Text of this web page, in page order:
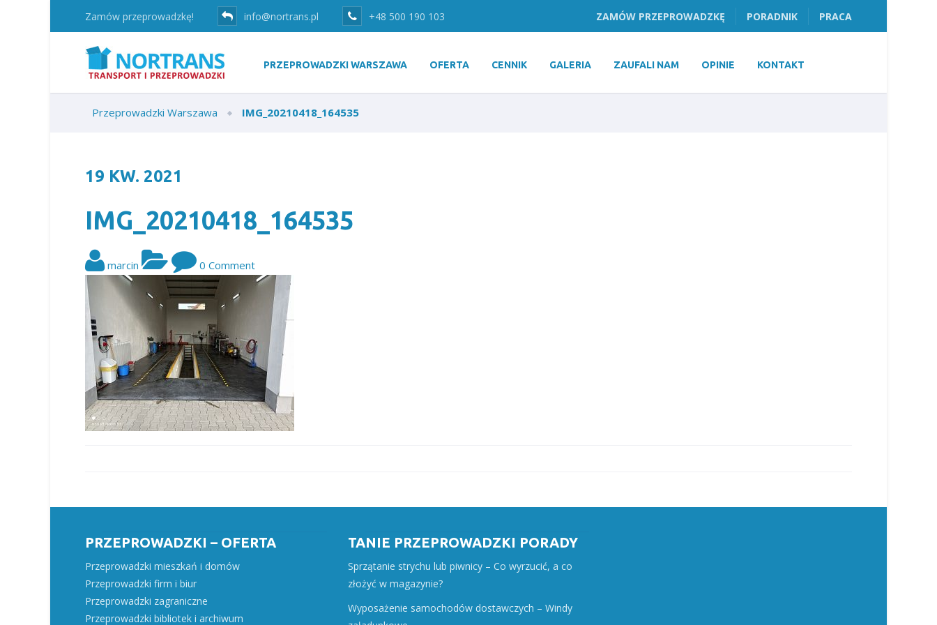
Zamów przeprowadzkę! info@nortrans.pl +48 500 190 103 ZAMÓW PRZEPROWADZKĘ PORADNIK PRACA
PRZEPROWADZKI WARSZAWA OFERTA CENNIK GALERIA ZAUFALI NAM OPINIE KONTAKT
Przeprowadzki Warszawa IMG_20210418_164535
19 KW. 2021
IMG_20210418_164535
marcin 0 Comment
PRZEPROWADZKI – OFERTA
Przeprowadzki mieszkań i domów
Przeprowadzki firm i biur
Przeprowadzki zagraniczne
Przeprowadzki bibliotek i archiwum
TANIE PRZEPROWADZKI PORADY
Sprzątanie strychu lub piwnicy – Co wyrzucić, a co
złożyć w magazynie?
Wyposażenie samochodów dostawczych – Windy